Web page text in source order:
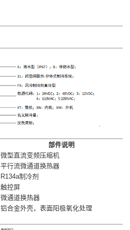
部件说明
微型直流变频压缩机
平行流微通道换热器
R134a制冷剂
触控屏
微通道换热器
铝合金外壳，表面阳极氧化处理